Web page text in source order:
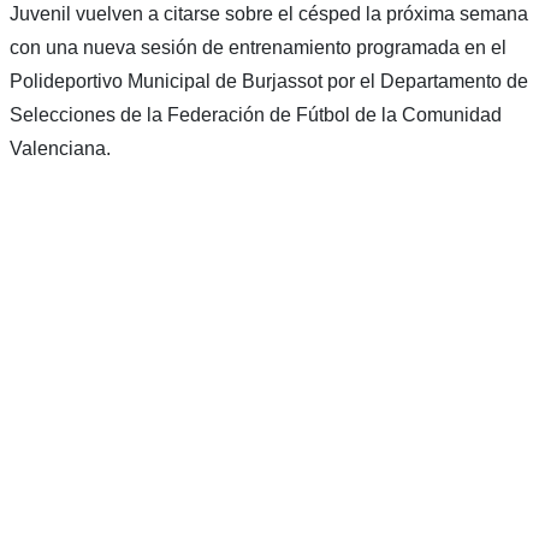
Juvenil vuelven a citarse sobre el césped la próxima semana
con una nueva sesión de entrenamiento programada en el
Polideportivo Municipal de Burjassot por el Departamento de
Selecciones de la Federación de Fútbol de la Comunidad
Valenciana.